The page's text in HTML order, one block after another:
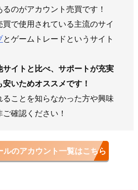
のがアカウント売買です！
で使用されている主流のサイ
とゲームトレードというサイト
サイトと比べ、サポートが充実
いためオススメです！
ることを知らなかった方や興味
確認ください！
ルのアカウント一覧はこちら